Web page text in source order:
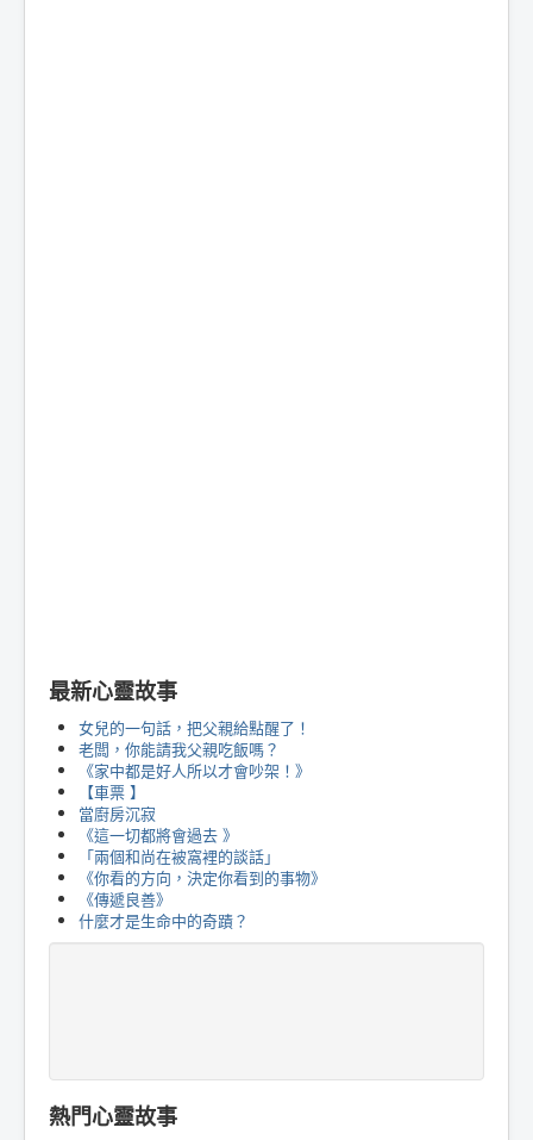
最新心靈故事
女兒的一句話，把父親給點醒了！
老闆，你能請我父親吃飯嗎？
《家中都是好人所以才會吵架！》
【車票 】
當廚房沉寂
《這一切都將會過去 》
「兩個和尚在被窩裡的談話」
《你看的方向，決定你看到的事物》
《傳遞良善》
什麼才是生命中的奇蹟？
熱門心靈故事